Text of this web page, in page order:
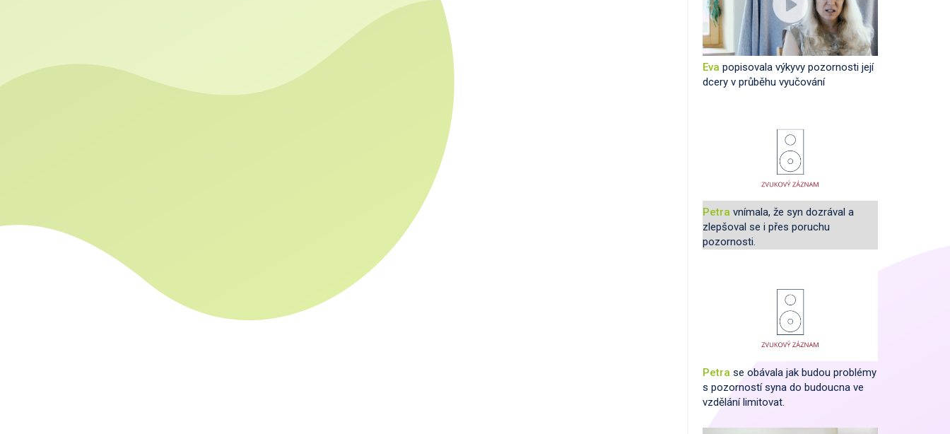
Eva popisovala výkyvy pozornosti její
dcery v průběhu vyučování
Petra vnímala, že syn dozrával a
zlepšoval se i přes poruchu
pozornosti.
Petra se obávala jak budou problémy
s pozorností syna do budoucna ve
vzdělání limitovat.